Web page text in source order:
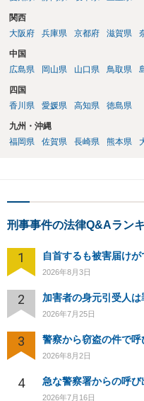
関西
大阪府
兵庫県 京都府 滋賀県
中国
広島県
岡山県 山口県 鳥取県
四国
香川県
愛媛県 高知県 徳島県
九州・沖縄
福岡県
佐賀県 長崎県 熊本県
刑事事件の法律Q&Aラン
1 自首するも被害届け
2026年8月3日
2 加害者の身元引受人
2026年7月25日
3 警察から窃盗の件で
2026年8月2日
4 急な警察署からの呼び
2026年7月16日